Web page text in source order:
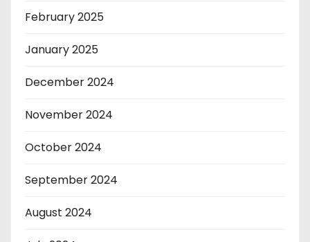
February 2025
January 2025
December 2024
November 2024
October 2024
September 2024
August 2024